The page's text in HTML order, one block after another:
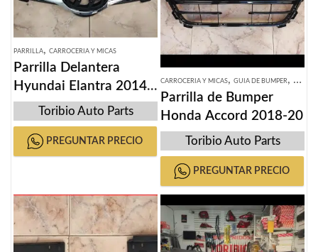
PARRILLA, CARROCERIA Y MICAS
Parrilla Delantera
Hyundai Elantra 2014-
2016Toribio Auto Parts
PREGUNTAR PRECIO
CARROCERIA Y MICAS, GUIA DE BUMPER,
Parrilla de Bumper
Honda Accord 2018-20
Toribio Auto Parts
PREGUNTAR PRECIO